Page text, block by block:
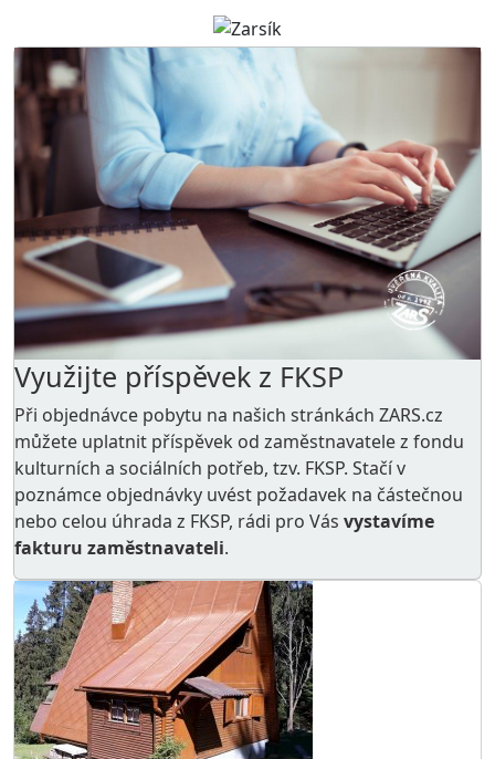
Využijte příspěvek z FKSP
Při objednávce pobytu na našich stránkách ZARS.cz
můžete uplatnit příspěvek od zaměstnavatele z fondu
kulturních a sociálních potřeb, tzv. FKSP. Stačí v
poznámce objednávky uvést požadavek na částečnou
nebo celou úhrada z FKSP, rádi pro Vás vystavíme
fakturu zaměstnavateli.